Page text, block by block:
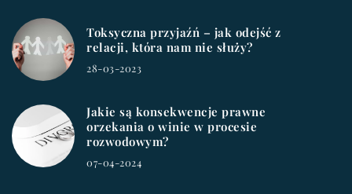
Toksyczna przyjaźń – jak odejść z
relacji, która nam nie służy?
28-03-2023
Jakie są konsekwencje prawne
orzekania o winie w procesie
rozwodowym?
07-04-2024